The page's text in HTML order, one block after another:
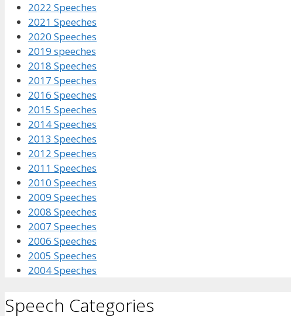
2022 Speeches
2021 Speeches
2020 Speeches
2019 speeches
2018 Speeches
2017 Speeches
2016 Speeches
2015 Speeches
2014 Speeches
2013 Speeches
2012 Speeches
2011 Speeches
2010 Speeches
2009 Speeches
2008 Speeches
2007 Speeches
2006 Speeches
2005 Speeches
2004 Speeches
Speech Categories